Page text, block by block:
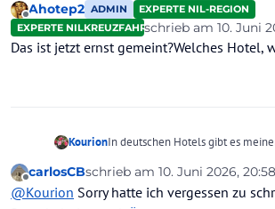
Offline
Ahotep2 ADMIN
EXPERTE NIL-REGION
EXPERTE NILKREUZFAHRTENschrieb am 10. Juni
zuletzt editiert von
Das ist jetzt ernst gemeint?Welches Hotel,
KourionIn deutschen Hotels gibt es meiner Erfahrung nach
Aber was meinst du mit
Offline
carlosCBschrieb am 10. Juni 2026, 20:58
zuletzt editiert von
@Kourion Sorry hatte ich vergessen zu